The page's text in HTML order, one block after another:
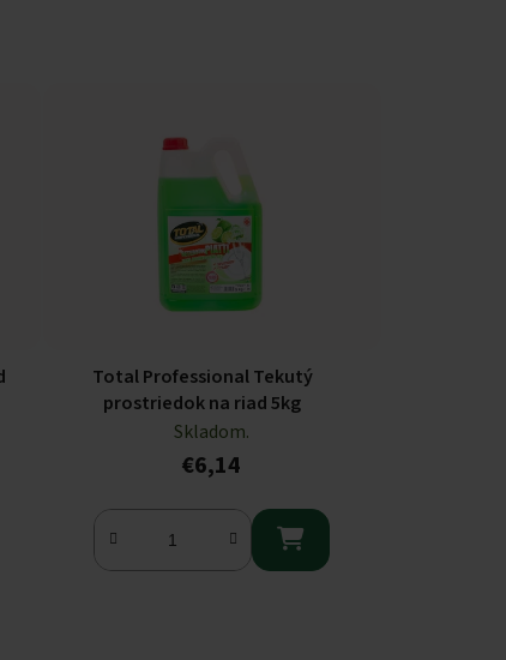
Total Professional Tekutý
prostriedok na riad 5kg
Skladom.
€6,14
